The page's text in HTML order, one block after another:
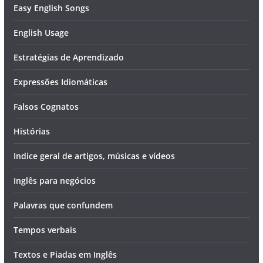
Easy English Songs
English Usage
Estratégias de Aprendizado
Expressões Idiomáticas
Falsos Cognatos
Histórias
Indice geral de artigos, músicas e vídeos
Inglês para negócios
Palavras que confundem
Tempos verbais
Textos e Piadas em Inglês